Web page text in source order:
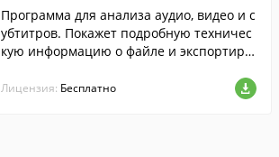
Программа для анализа аудио, видео и с
убтитров. Покажет подробную техничес
кую информацию о файле и экспортиру
Лицензия: Бесплатно